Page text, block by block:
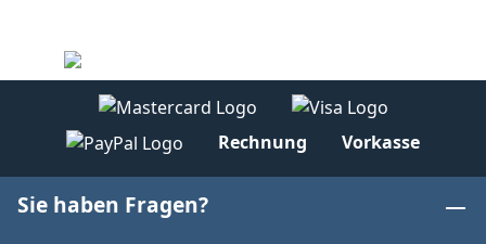
Rechnung Vorkasse
Sie haben Fragen?